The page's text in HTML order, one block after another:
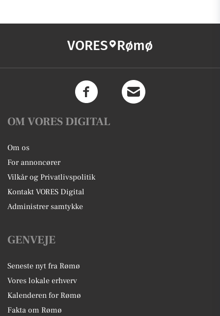
VORES Rømø
OM VORES DIGITAL
Om os
For annoncører
Vilkår og Privatlivspolitik
Kontakt VORES Digital
Administrer samtykke
GENVEJE
Seneste nyt fra Rømø
Vores lokale erhverv
Kalenderen for Rømø
Fakta om Rømø